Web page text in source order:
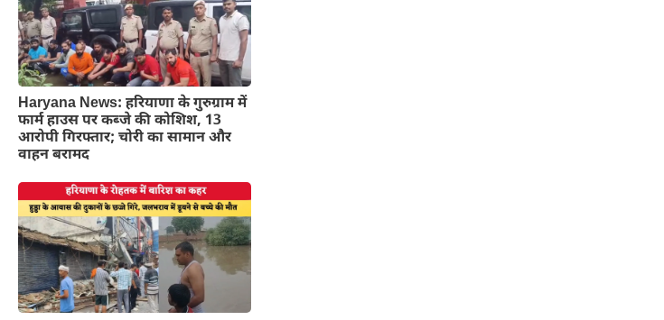
Haryana News: हरियाणा के गुरुग्राम में
फार्म हाउस पर कब्जे की कोशिश, 13
आरोपी गिरफ्तार; चोरी का सामान और
वाहन बरामद